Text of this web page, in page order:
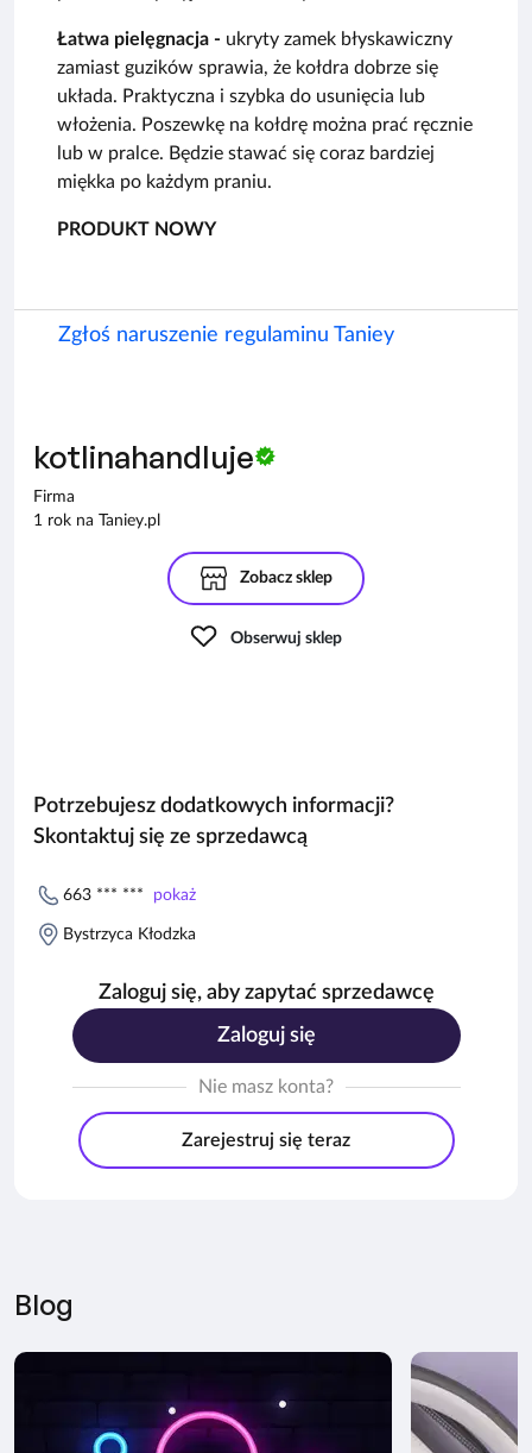
Łatwa pielęgnacja - ukryty zamek błyskawiczny
zamiast guzików sprawia, że ​​kołdra dobrze się
układa. Praktyczna i szybka do usunięcia lub
włożenia. Poszewkę na kołdrę można prać ręcznie
lub w pralce. Będzie stawać się coraz bardziej
miękka po każdym praniu.
PRODUKT NOWY
Zgłoś naruszenie regulaminu Taniey
kotlinahandluje
Firma
1 rok na Taniey.pl
Zobacz sklep
Obserwuj sklep
Potrzebujesz dodatkowych informacji?
Skontaktuj się ze sprzedawcą
663 *** *** pokaż
Bystrzyca Kłodzka
Zaloguj się, aby zapytać sprzedawcę
Zaloguj się
Nie masz konta?
Zarejestruj się teraz
Blog